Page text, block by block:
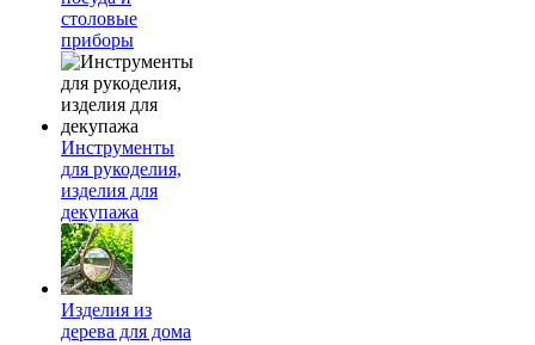
столовые
приборы
Инструменты
для рукоделия,
изделия для
декупажа
Изделия из
дерева для дома